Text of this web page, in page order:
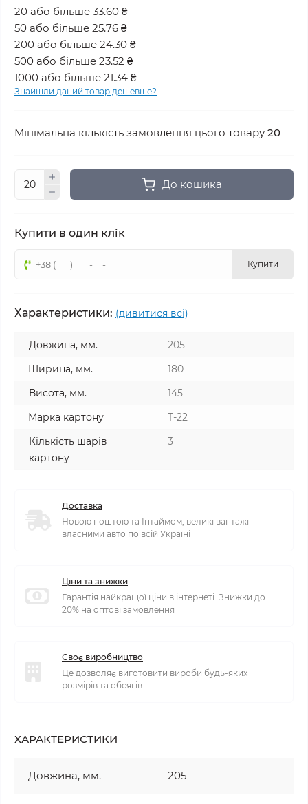
20 або більше 33.60 ₴
50 або більше 25.76 ₴
200 або більше 24.30 ₴
500 або більше 23.52 ₴
1000 або більше 21.34 ₴
Знайшли даний товар дешевше?
Мінімальна кількість замовлення цього товару 20
До кошика
Купити в один клік
Купити
Характеристики: (дивитися всі)
Довжина, мм.
205
Ширина, мм.
180
Висота, мм.
145
Марка картону
T-22
Кількість шарів
картону
3
Доставка
Новою поштою та Інтаймом, великі вантажі
власними авто по всій Україні
Ціни та знижки
Гарантія найкращої ціни в інтернеті. Знижки до
20% на оптові замовлення
Своє виробництво
Це дозволяє виготовити вироби будь-яких
розмірів та обсягів
ХАРАКТЕРИСТИКИ
Довжина, мм. 205